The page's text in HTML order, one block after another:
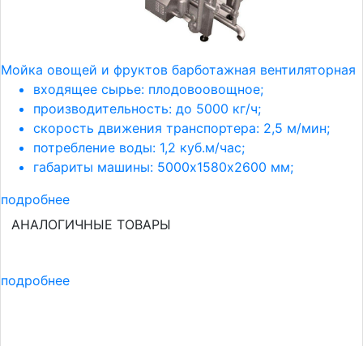
Мойка овощей и фруктов барботажная вентиляторная
входящее сырье: плодовоовощное;
производительность: до 5000 кг/ч;
скорость движения транспортера: 2,5 м/мин;
потребление воды: 1,2 куб.м/час;
габариты машины: 5000х1580х2600 мм;
подробнее
АНАЛОГИЧНЫЕ ТОВАРЫ
подробнее